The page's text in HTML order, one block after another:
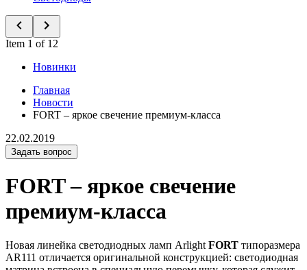
Item 1 of 12
Новинки
Главная
Новости
FORT – яркое свечение премиум-класса
22.02.2019
Задать вопрос
FORT – яркое свечение
премиум-класса
Новая линейка светодиодных ламп Arlight FORT типоразмера
AR111 отличается оригинальной конструкцией: светодиодная